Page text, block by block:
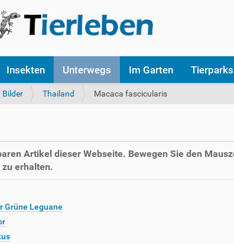
Insekten Unterwegs Im Garten
Bilder Thailand Macaca fascicularis
Artikel dieser Webseite. Bewegen Sie den
erhalten.
Grüne Leguane